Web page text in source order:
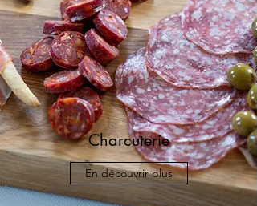
Charcuterie
En découvrir plus